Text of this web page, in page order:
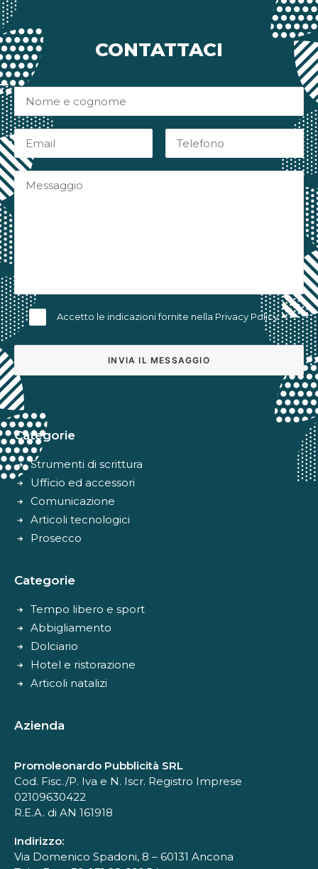
CONTATTACI
Accetto le indicazioni fornite nella Privacy Policy
Categorie
Strumenti di scrittura
Ufficio ed accessori
Comunicazione
Articoli tecnologici
Prosecco
Categorie
Tempo libero e sport
Abbigliamento
Dolciario
Hotel e ristorazione
Articoli natalizi
Azienda
Promoleonardo Pubblicità SRL
Cod. Fisc./P. Iva e N. Iscr. Registro Imprese
02109630422
R.E.A. di AN 161918
Indirizzo:
Via Domenico Spadoni, 8 – 60131 Ancona